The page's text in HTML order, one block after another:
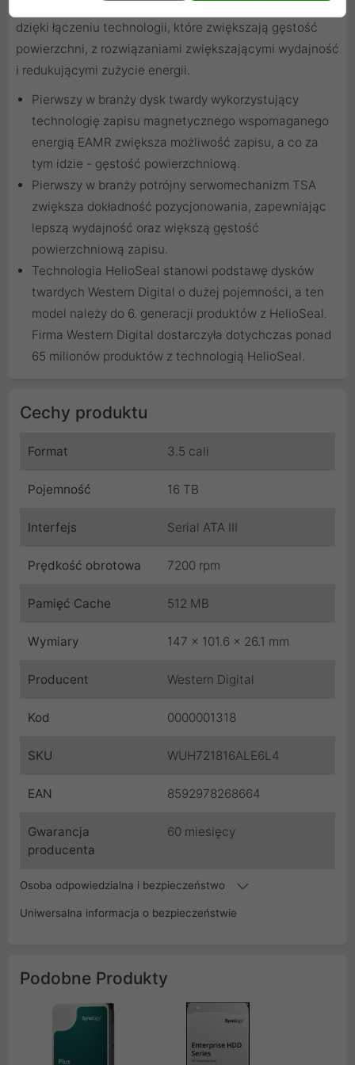
dzięki łączeniu technologii, które zwiększają gęstość
powierzchni, z rozwiązaniami zwiększającymi wydajność
i redukującymi zużycie energii.
Pierwszy w branży dysk twardy wykorzystujący
technologię zapisu magnetycznego wspomaganego
energią EAMR zwiększa możliwość zapisu, a co za
tym idzie - gęstość powierzchniową.
Pierwszy w branży potrójny serwomechanizm TSA
zwiększa dokładność pozycjonowania, zapewniając
lepszą wydajność oraz większą gęstość
powierzchniową zapisu.
Technologia HelioSeal stanowi podstawę dysków
twardych Western Digital o dużej pojemności, a ten
model należy do 6. generacji produktów z HelioSeal.
Firma Western Digital dostarczyła dotychczas ponad
65 milionów produktów z technologią HelioSeal.
Cechy produktu
Format 3.5 cali
Pojemność 16 TB
Interfejs Serial ATA III
Prędkość obrotowa 7200 rpm
Pamięć Cache 512 MB
Wymiary 147 x 101.6 x 26.1 mm
Producent Western Digital
Kod 0000001318
SKU WUH721816ALE6L4
EAN 8592978268664
Gwarancja
producenta
60 miesięcy
Osoba odpowiedzialna i bezpieczeństwo
Uniwersalna informacja o bezpieczeństwie
Podobne Produkty